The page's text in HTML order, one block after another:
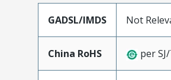
GADSL/IMDS Not
China RoHS per